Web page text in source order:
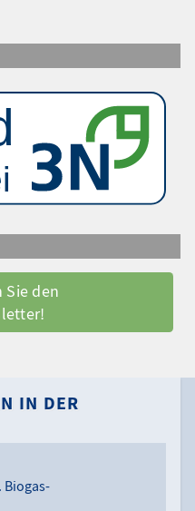
Sie den
IN DER
Biogas-